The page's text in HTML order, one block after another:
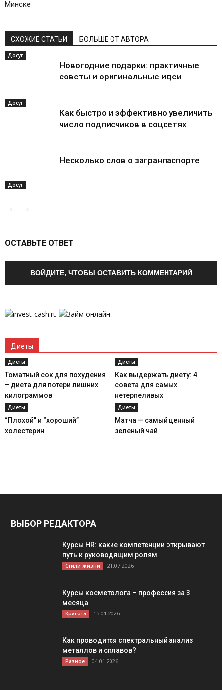
Минске
СХОЖИЕ СТАТЬИ БОЛЬШЕ ОТ АВТОРА
Досуг
Новогодние подарки: практичные
советы и оригинальные идеи
Досуг
Как быстро и эффективно увеличить
число подписчиков в соцсетях
Досуг
Несколько слов о загранпаспорте
ОСТАВЬТЕ ОТВЕТ
ВОЙДИТЕ, ЧТОБЫ ОСТАВИТЬ КОММЕНТАРИЙ
Диеты
Диеты
Томатный сок для похудения
– диета для потери лишних
килограммов
Диеты
Как выдержать диету: 4
совета для самых
нетерпеливых
Диеты
“Плохой” и “хороший”
холестерин
Диеты
Матча — самый ценный
зеленый чай
ВЫБОР РЕДАКТОРА
Курсы HR: какие компетенции открывают
путь к руководящим ролям
Стили жизни 21.07.2026
Курсы косметолога – профессия за 3
месяца
Красота 15.01.2026
Как проводится спектральный анализ
металлов и сплавов?
Разное 04.01.2026